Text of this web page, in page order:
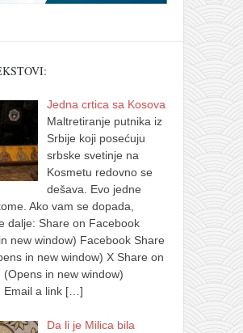
Jedna crtica sa Kosova
Maltretiranje putnika iz
Srbije koji posećuju
srbske svetinje na
Kosmetu redovno se
dešava. Evo jedne
Ako vam se dopada,
dalje: Share on Facebook
new window) Facebook Share
in new window) X Share on
(Opens in new window)
Email a link […]
Da li je Milica bila